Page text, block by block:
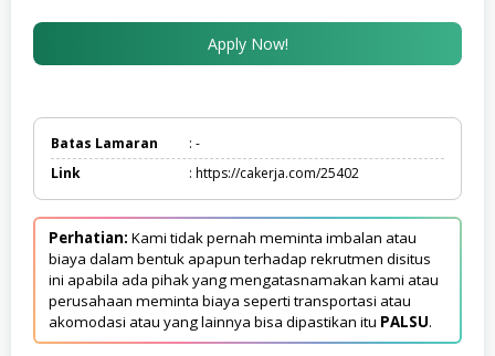
Apply Now!
Batas Lamaran
: -
Link
: https://cakerja.com/25402
Perhatian: Kami tidak pernah meminta imbalan atau
biaya dalam bentuk apapun terhadap rekrutmen disitus
ini apabila ada pihak yang mengatasnamakan kami atau
perusahaan meminta biaya seperti transportasi atau
akomodasi atau yang lainnya bisa dipastikan itu PALSU.